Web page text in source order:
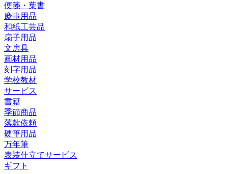
便箋・葉書
慶事用品
和紙工芸品
扇子用品
文房具
画材用品
刻字用品
学校教材
サービス
書籍
季節商品
落款依頼
硬筆用品
万年筆
表装仕立てサービス
ギフト